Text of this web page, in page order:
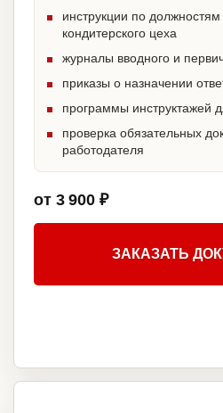
инструкции по
кондитерского цеха
журналы вводного и
приказы о назначении
программы инструктажей
проверка обязательных
работодателя
от 3 900 ₽
ЗАКАЗАТЬ